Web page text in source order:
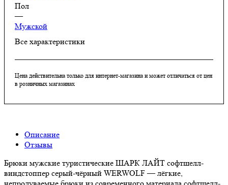
Пол
—
Мужской
Все характеристики
Цена действительна только для интернет-магазина и может отличаться от цен
в розничных магазинах
Описание
Отзывы
Брюки мужские туристические ШАРК ЛАЙТ софтшелл-
виндстоппер серый-чёрный WERWOLF — лёгкие,